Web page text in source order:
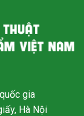
gia
Hà Nội